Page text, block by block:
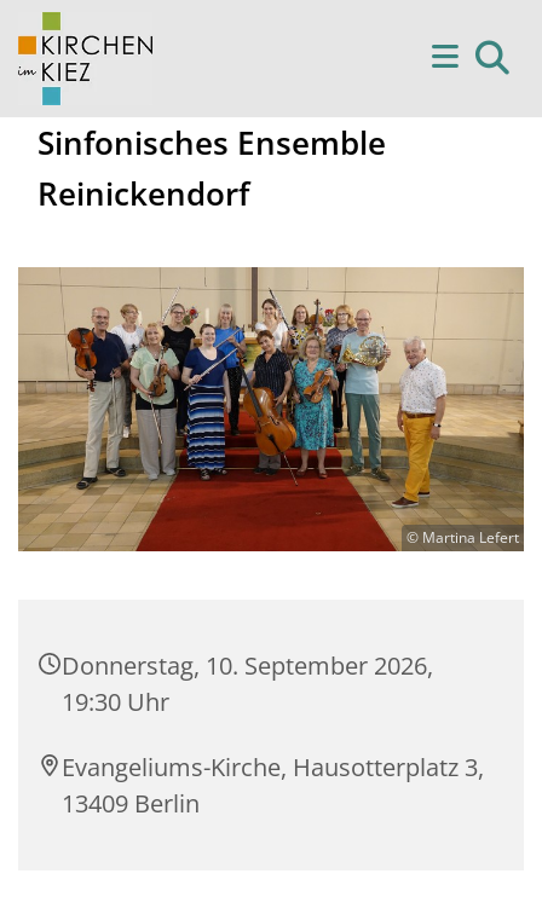
Sinfonisches Ensemble
Reinickendorf
© Martina Lefert
Donnerstag, 10. September 2026,
19:30 Uhr
Evangeliums-Kirche, Hausotterplatz 3,
13409 Berlin